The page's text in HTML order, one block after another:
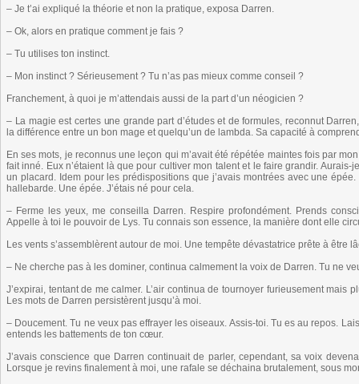
– Je t’ai expliqué la théorie et non la pratique, exposa Darren.
– Ok, alors en pratique comment je fais ?
– Tu utilises ton instinct.
– Mon instinct ? Sérieusement ? Tu n’as pas mieux comme conseil ?
Franchement, à quoi je m’attendais aussi de la part d’un néogicien ?
– La magie est certes une grande part d’études et de formules, reconnut
la différence entre un bon mage et quelqu’un de lambda. Sa capacité à
En ses mots, je reconnus une leçon qui m’avait été répétée maintes fois par
fait inné. Eux n’étaient là que pour cultiver mon talent et le faire grandir. Aurais-
un placard. Idem pour les prédispositions que j’avais montrées avec une
hallebarde. Une épée. J’étais né pour cela.
– Ferme les yeux, me conseilla Darren. Respire profondément. Prends
Appelle à toi le pouvoir de Lys. Tu connais son essence, la manière dont elle
Les vents s’assemblèrent autour de moi. Une tempête dévastatrice prête à être
– Ne cherche pas à les dominer, continua calmement la voix de Darren. Tu ne
J’expirai, tentant de me calmer. L’air continua de tournoyer furieusement mais
Les mots de Darren persistèrent jusqu’à moi.
– Doucement. Tu ne veux pas effrayer les oiseaux. Assis-toi. Tu es au repos.
entends les battements de ton cœur.
J’avais conscience que Darren continuait de parler, cependant, sa voix
Lorsque je revins finalement à moi, une rafale se déchaina brutalement, sous